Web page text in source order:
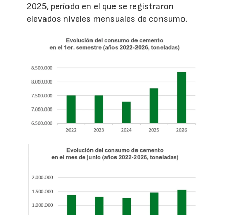
2025, período en el que se registraron
elevados niveles mensuales de consumo.